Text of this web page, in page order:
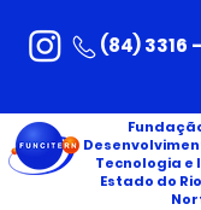
(84) 3316
Tecnologia e
Estado do